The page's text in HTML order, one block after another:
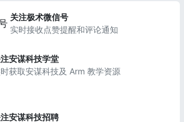
关注极术微信号
实时接收点赞提醒和评论通知
安谋科技学堂
获取安谋科技及 Arm 教学资源
安谋科技招聘